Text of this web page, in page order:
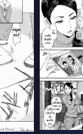
เรื่องที่เก็บไว้